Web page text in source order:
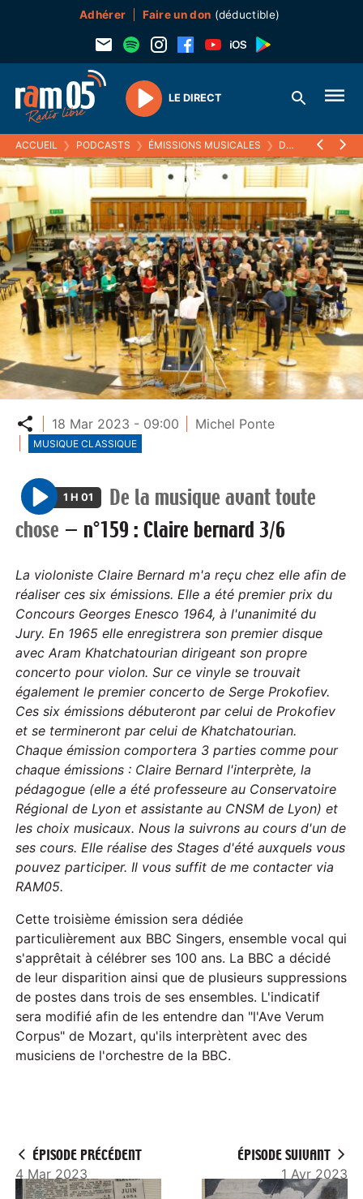
Adhérer Faire un don (déductible)
Play
LE DIRECT
ACCUEIL ❯ PODCASTS ❯ ÉMISSIONS MUSICALES ❯ DE LA MUSIQUE AVANT TOUTE CHOSE
Partager
18 Mar 2023 - 09:00 Michel Ponte
MUSIQUE CLASSIQUE
P
l
y
1 H 01
De la musique avant toute
chose — n°159 : Claire bernard 3/6
La violoniste Claire Bernard m'a reçu chez elle afin de
réaliser ces six émissions. Elle a été premier prix du
Concours Georges Enesco 1964, à l'unanimité du
Jury. En 1965 elle enregistrera son premier disque
avec Aram Khatchatourian dirigeant son propre
concerto pour violon. Sur ce vinyle se trouvait
également le premier concerto de Serge Prokofiev.
Ces six émissions débuteront par celui de Prokofiev
et se termineront par celui de Khatchatourian.
Chaque émission comportera 3 parties comme pour
chaque émissions : Claire Bernard l'interprète, la
pédagogue (elle a été professeure au Conservatoire
Régional de Lyon et assistante au CNSM de Lyon) et
les choix musicaux. Nous la suivrons au cours d'un de
ses cours. Elle réalise des Stages d'été auxquels vous
pouvez participer. Il vous suffit de me contacter via
RAM05.
Cette troisième émission sera dédiée
particulièrement aux BBC Singers, ensemble vocal qui
s'apprêtait à célébrer ses 100 ans. La BBC a décidé
de leur disparition ainsi que de plusieurs suppressions
de postes dans trois de ses ensembles. L'indicatif
sera modifié afin de les entendre dan "l'Ave Verum
Corpus" de Mozart, qu'ils interprètent avec des
musiciens de l'orchestre de la BBC.
ÉPISODE PRÉCÉDENT
4 Mar 2023
ÉPISODE SUIVANT
1 Avr 2023